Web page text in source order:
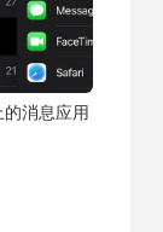
消息应用